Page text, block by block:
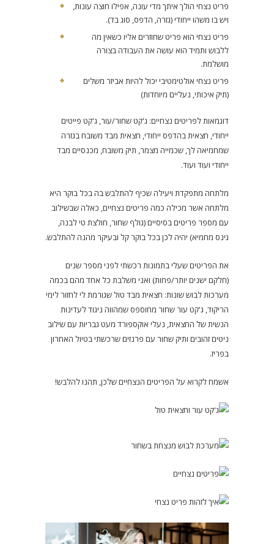
פריט נצחי הולך איתך מדי עונה, אפילו חוצה עונות,
ויש בו משהו ייחודי (גזרה, הדפס, סוג בד).
פריט נצחי הוא פריט שחוזרים אליו כשאין מה
ללבוש ותמיד הוא עושה את העבודה בצורה
מושלמת.
פריט נצחי אולטימטיבי יכול להיות אביזר משלים
(תיק איכותי, נעליים מיוחדות)
דוגמאות לפריטים נצחיים: ג'קט שחור/עור, ג'קט פייטים
ייחודי, חצאית בהדפס ייחודי, חצאית מבד משובח בגזרה
שמחמיאה לך, שכמייה מצמר, תיק משובח, מכנסיים מבד
ייחודי ועוד ועוד.
מלתחה מתפקדת ויעילה שכיף להתלבש בה בכל בוקר היא
מלתחה אשר מכילה כמה פריטים נצחיים, כאלה שבשילוב
עם מספר פריטים בסיסיים (גולף שחור, חולצת טי לבנה,
גינס מחמיא) יהיה לכן בכל בוקר קל ובעיקר מהנה להתלבש.
את הפריטים שעלי בתמונות רכשתי לפני מספר שנים
(חלקם ישנים יותר/פחות) ואני משלבת כל אחד מהם בכמה
מערכות לבוש שונות: חצאית מבד טול שגורמת לי לחזור לימי
הריקוד, ג'קט עור שחור מחוספס שמהווה ניגוד לעדינות
הנשית של החצאית, נעלי אוקספורד מעט גבריות עם שילוב
ניטים זהובים ותיק שחור עם פרנזים שרכשתי בטיול האחרון
בפריז.
אשמח לקרוא על הפריטים הנצחיים שלכן, תהנו להלבש!